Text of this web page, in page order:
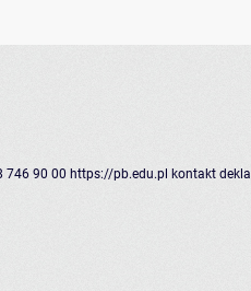
746 90 00 https://pb.edu.pl kontakt